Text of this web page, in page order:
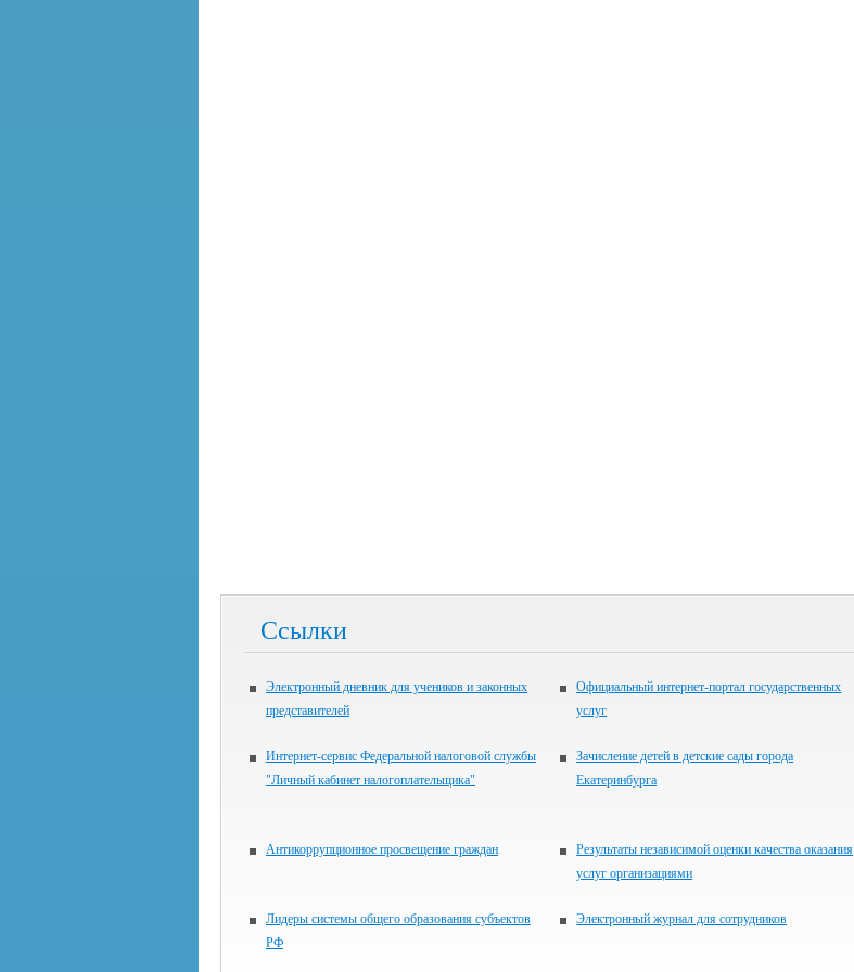
Ссылки
Электронный дневник для учеников и законных
представителей
Официальный интернет-портал государственных
услуг
Интернет-сервис Федеральной налоговой службы
"Личный кабинет налогоплательщика"
Зачисление детей в детские сады города
Екатеринбурга
Антикоррупционное просвещение граждан
Результаты независимой оценки качества оказания
услуг организациями
Лидеры системы общего образования субъектов
РФ
Электронный журнал для сотрудников